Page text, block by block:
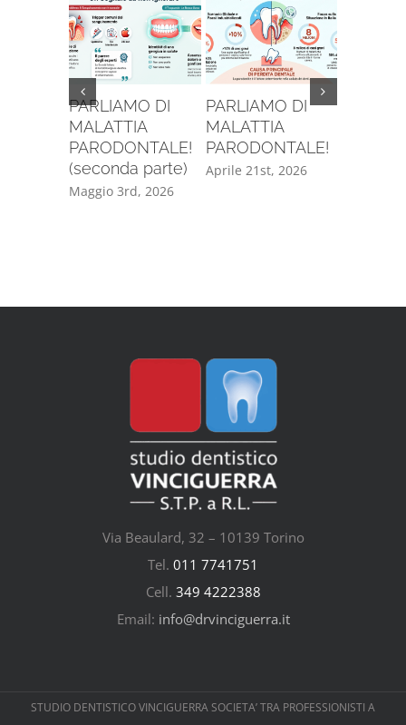
PARLIAMO DI
MALATTIA
PARODONTALE!
(seconda parte)
Maggio 3rd, 2026
PARLIAMO DI
MALATTIA
PARODONTALE!
Aprile 21st, 2026
Via Beaulard, 32 – 10139 Torino
Tel. 011 7741751
Cell. 349 4222388
Email: info@drvinciguerra.it
STUDIO DENTISTICO VINCIGUERRA SOCIETA’ TRA PROFESSIONISTI A